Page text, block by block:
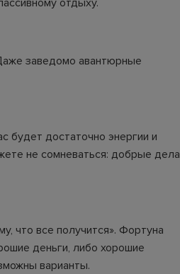
отдыху.
заведомо авантюрные
будет достаточно энергии и
не сомневаться: добрые дела
что все получится». Фортуна
деньги, либо хорошие
варианты.